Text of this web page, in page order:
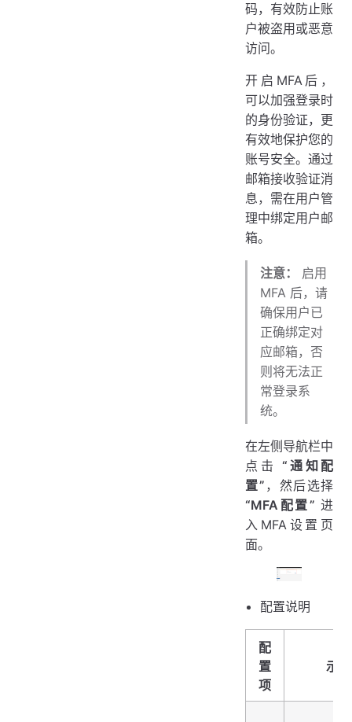
码，有效防止账
户被盗用或恶意
访问。
开启MFA后，
可以加强登录时
的身份验证，更
有效地保护您的
账号安全。通过
邮箱接收验证消
息，需在用户管
理中绑定用户邮
箱。
注意：
启用
MFA 后，请
确保用户已
正确绑定对
应邮箱，否
则将无法正
常登录系
统。
在左侧导航栏中
点击 “通知配
置” ，然后选择
“MFA配置” 进
入MFA设置页
面。
配置说明
配
置
项
示